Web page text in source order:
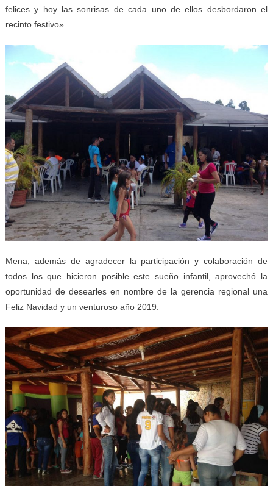
felices y hoy las sonrisas de cada uno de ellos desbordaron el
recinto festivo».
Mena, además de agradecer la participación y colaboración de
todos los que hicieron posible este sueño infantil, aprovechó la
oportunidad de desearles en nombre de la gerencia regional una
Feliz Navidad y un venturoso año 2019.